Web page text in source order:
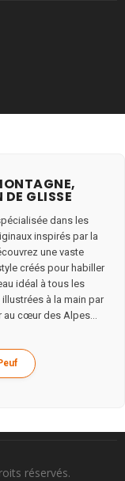
GLISSE
dans les
inspirés par la
une vaste
créés pour habiller
idéal à tous les
à la main par
cœur des Alpes...
réservés.